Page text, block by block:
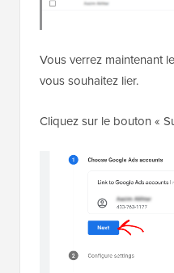
Vous verrez maintenant
vous souhaitez lier.
Cliquez sur le bouton «